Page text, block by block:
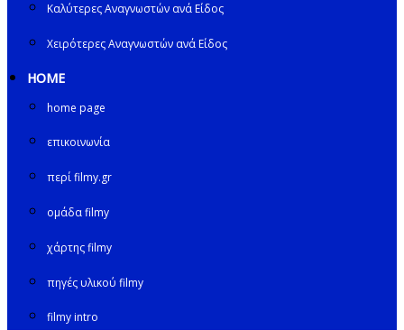
Καλύτερες Αναγνωστών ανά Είδος
Χειρότερες Αναγνωστών ανά Είδος
HOME
home page
επικοινωνία
περί filmy.gr
ομάδα filmy
χάρτης filmy
πηγές υλικού filmy
filmy intro